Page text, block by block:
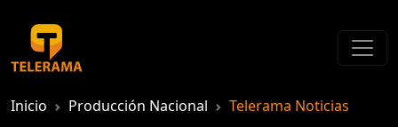
Inicio Producción Nacional Telerama Noticias